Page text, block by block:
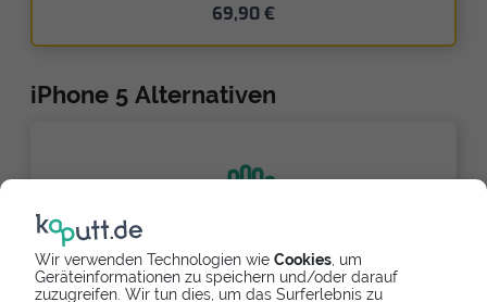
Wir verwenden Technologien wie Cookies , um
Geräteinformationen zu speichern und/oder darauf
zuzugreifen. Wir tun dies, um das Surferlebnis zu
69,90 €
iPhone 5 Alternativen
Partnerlink